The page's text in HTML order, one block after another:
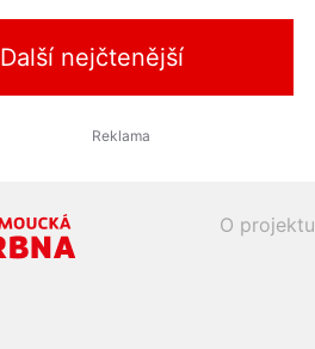
Další nejčtenější
O projektu